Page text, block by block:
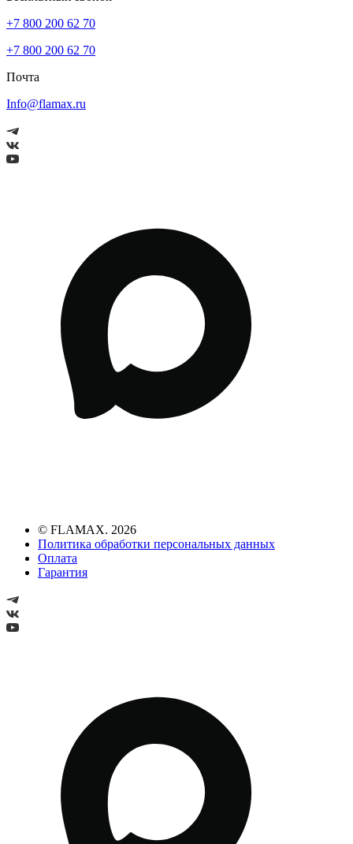
+7 800 200 62 70
+7 800 200 62 70
Почта
Info@flamax.ru
© FLAMAX. 2026
Политика обработки персональных данных
Оплата
Гарантия